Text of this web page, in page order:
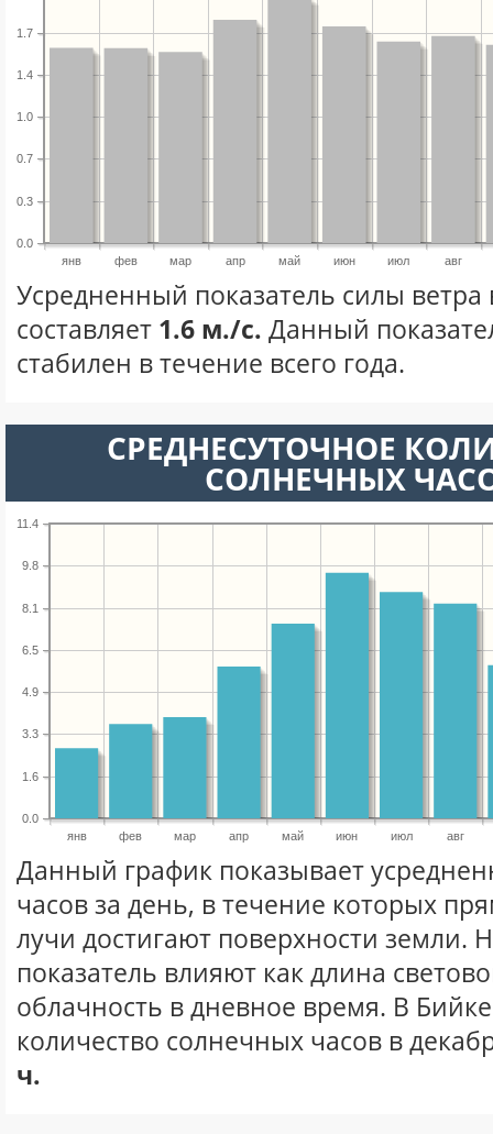
янв фев мар апр май июн июл авг
0.0
0.3
0.7
1.0
1.4
1.7
Усредненный показатель силы ветра
составляет 1.6 м./с. Данный
стабилен в течение всего года.
СРЕДНЕСУТОЧНОЕ
СОЛНЕЧНЫХ
янв фев мар апр май июн июл авг
0.0
1.6
3.3
4.9
6.5
8.1
9.8
11.4
Данный график показывает
часов за день, в течение которых
лучи достигают поверхности земли.
показатель влияют как длина
облачность в дневное время. В
количество солнечных часов в
ч.